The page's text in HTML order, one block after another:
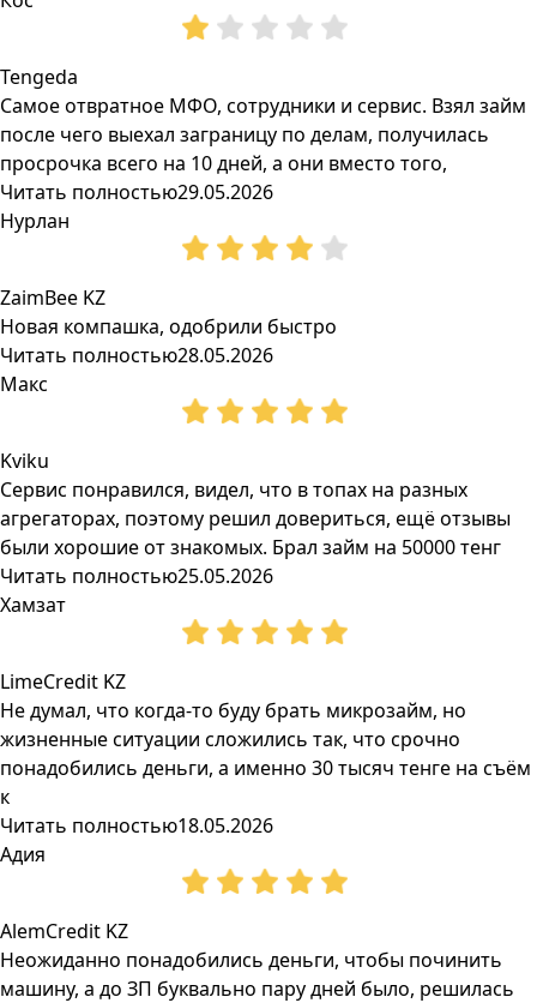
Tengeda
Самое отвратное МФО, сотрудники и сервис. Взял займ
после чего выехал заграницу по делам, получилась
просрочка всего на 10 дней, а они вместо того,
Читать полностью29.05.2026
Нурлан
ZaimBee KZ
Новая компашка, одобрили быстро
Читать полностью28.05.2026
Макс
Kviku
Сервис понравился, видел, что в топах на разных
агрегаторах, поэтому решил довериться, ещё отзывы
были хорошие от знакомых. Брал займ на 50000 тенг
Читать полностью25.05.2026
Хамзат
LimeCredit KZ
Не думал, что когда-то буду брать микрозайм, но
жизненные ситуации сложились так, что срочно
понадобились деньги, а именно 30 тысяч тенге на съём
к
Читать полностью18.05.2026
Адия
AlemCredit KZ
Неожиданно понадобились деньги, чтобы починить
машину, а до ЗП буквально пару дней было, решилась